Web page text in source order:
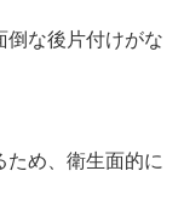
倒な後片付けがな
ため、衛生面的に